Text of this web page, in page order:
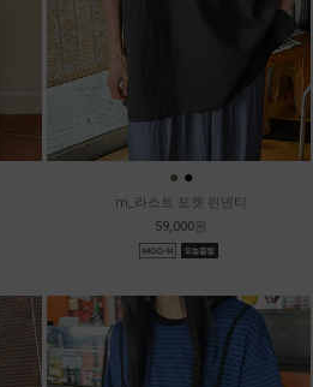
● ●
m_라스트 포켓 린넨티
59,000원